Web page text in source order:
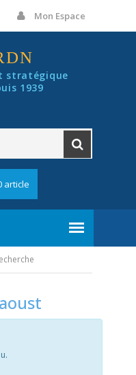
Mon Espace
stratégique
1939
article